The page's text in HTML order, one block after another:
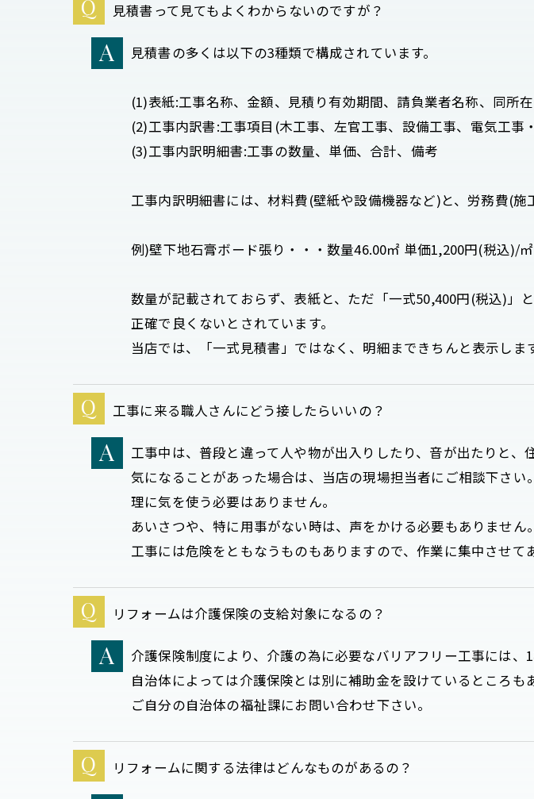
見積書って見てもよくわからないのですが？
見積書の多くは以下の3種類で構成されています。
(1)表紙:工事名称、金額、見積り有効期間、請負業者名称、同所在
(2)工事内訳書:工事項目(木工事、左官工事、設備工事、電気工事
(3)工事内訳明細書:工事の数量、単価、合計、備考
工事内訳明細書には、材料費(壁紙や設備機器など)と、労務費(
例)壁下地石膏ボード張り・・・数量46.00㎡ 単価1,200円(税込)/
数量が記載されておらず、表紙と、ただ「一式50,400円(税込)」
正確で良くないとされています。
当店では、「一式見積書」ではなく、明細まできちんと表示します
工事に来る職人さんにどう接したらいいの？
工事中は、普段と違って人や物が出入りしたり、音が出たりと
気になることがあった場合は、当店の現場担当者にご相談下さ
理に気を使う必要はありません。
あいさつや、特に用事がない時は、声をかける必要もありません。
工事には危険をともなうものもありますので、作業に集中させて
リフォームは介護保険の支給対象になるの？
介護保険制度により、介護の為に必要なバリアフリー工事には、
自治体によっては介護保険とは別に補助金を設けているところも
ご自分の自治体の福祉課にお問い合わせ下さい。
リフォームに関する法律はどんなものがあるの？
お問い合